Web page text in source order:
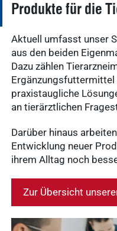
anzeigen
Mitgliedschaft
Ergebnisse
anzeigen
Nachhaltigkeit
Ergebnisse
anzeigen
WDT Info
Ergebnisse
Produkte für die
Aktuell umfasst unser
aus den beiden
Dazu zählen
praxistaugliche
an tierärztlichen
Darüber hinaus
Entwicklung neuer
ihrem Alltag noch
Zur Übersicht